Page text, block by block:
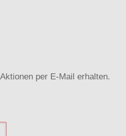
per E-Mail erhalten.